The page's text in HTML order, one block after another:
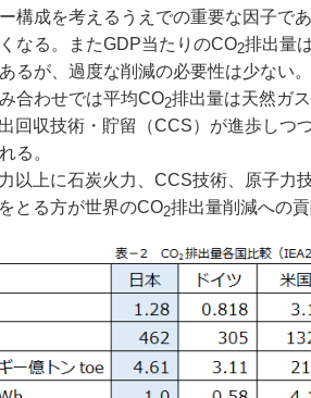
構成を考えるうえでの重要な因子で
なる。またGDP当たりのCO2排出量
るが、過度な削減の必要性は少ない
合わせでは平均CO2排出量は天然ガ
回収技術・貯留（CCS）が進歩しつ
る。
以上に石炭火力、CCS技術、原子力
とる方が世界のCO2排出量削減への